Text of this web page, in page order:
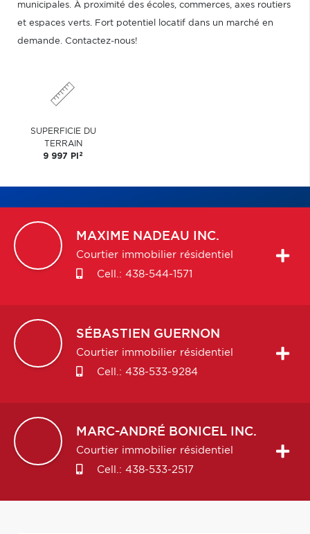
municipales. À proximité des écoles, commerces, axes routiers
et espaces verts. Fort potentiel locatif dans un marché en
demande. Contactez-nous!
SUPERFICIE DU
TERRAIN
9 997 PI 2
MAXIME NADEAU INC.
Courtier immobilier résidentiel
Cell.: 438-544-1571
SÉBASTIEN GUERNON
Courtier immobilier résidentiel
Cell.: 438-533-9284
MARC-ANDRÉ BONICEL INC.
Courtier immobilier résidentiel
Cell.: 438-533-2517